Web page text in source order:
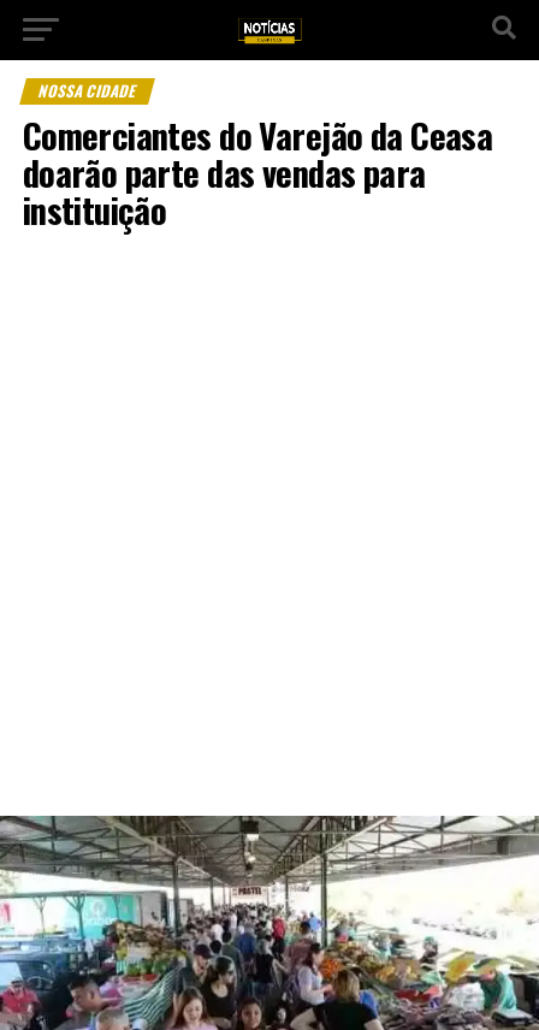
NOSSA CIDADE
Comerciantes do Varejão da Ceasa
doarão parte das vendas para
instituição